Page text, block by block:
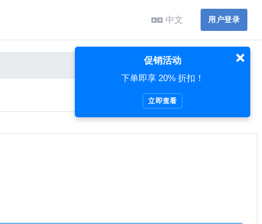
中文 用户登录
促销活动
下单即享 20% 折扣！
立即查看